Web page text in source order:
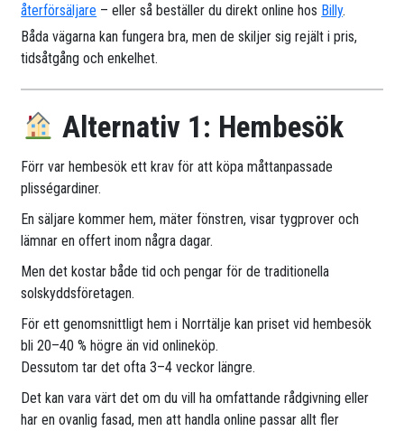
återförsäljare – eller så beställer du direkt online hos Billy.
Båda vägarna kan fungera bra, men de skiljer sig rejält i pris,
tidsåtgång och enkelhet.
Alternativ 1: Hembesök
Förr var hembesök ett krav för att köpa måttanpassade
plisségardiner.
En säljare kommer hem, mäter fönstren, visar tygprover och
lämnar en offert inom några dagar.
Men det kostar både tid och pengar för de traditionella
solskyddsföretagen.
För ett genomsnittligt hem i Norrtälje kan priset vid hembesök
bli 20–40 % högre än vid onlineköp.
Dessutom tar det ofta 3–4 veckor längre.
Det kan vara värt det om du vill ha omfattande rådgivning eller
har en ovanlig fasad, men att handla online passar allt fler